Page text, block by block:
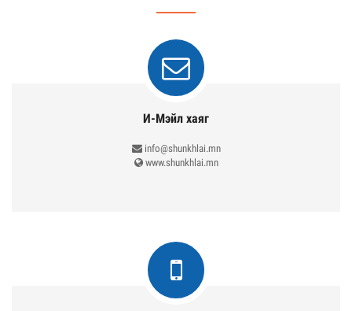
И-Мэйл хаяг
info@shunkhlai.mn
www.shunkhlai.mn